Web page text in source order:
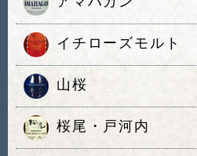
イチローズモルト
山桜
桜尾・戸河内